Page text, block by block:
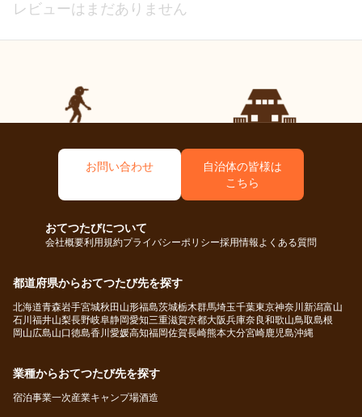
レビューはまだありません
お問い合わせ
自治体の皆様は
こちら
おてつたびについて
会社概要利用規約プライバシーポリシー採用情報よくある質問
都道府県からおてつたび先を探す
北海道青森岩手宮城秋田 山形福島茨城栃木群馬埼玉千葉東京神奈川 新潟富山
石川 福井山梨長野岐阜静岡愛知三重滋賀京都大阪兵庫奈良和歌山鳥取島根
岡山広島山口徳島香川 愛媛高知福岡佐賀長崎熊本大分宮崎鹿児島沖縄
業種からおてつたび先を探す
宿泊事業一次産業キャンプ場酒造